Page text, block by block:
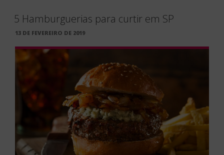
5 Hamburguerias para curtir em SP
PUBLICADO
13 DE FEVEREIRO DE 2019